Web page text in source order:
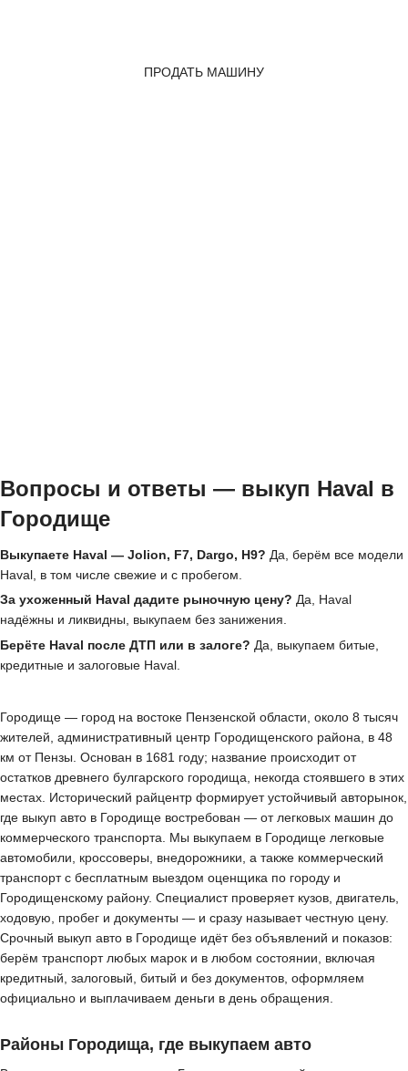
ПРОДАТЬ МАШИНУ
Вопросы и ответы — выкуп Haval в
Городище
Выкупаете Haval — Jolion, F7, Dargo, H9? Да, берём все модели
Haval, в том числе свежие и с пробегом.
За ухоженный Haval дадите рыночную цену? Да, Haval
надёжны и ликвидны, выкупаем без занижения.
Берёте Haval после ДТП или в залоге? Да, выкупаем битые,
кредитные и залоговые Haval.
Городище — город на востоке Пензенской области, около 8 тысяч
жителей, административный центр Городищенского района, в 48
км от Пензы. Основан в 1681 году; название происходит от
остатков древнего булгарского городища, некогда стоявшего в этих
местах. Исторический райцентр формирует устойчивый авторынок,
где выкуп авто в Городище востребован — от легковых машин до
коммерческого транспорта. Мы выкупаем в Городище легковые
автомобили, кроссоверы, внедорожники, а также коммерческий
транспорт с бесплатным выездом оценщика по городу и
Городищенскому району. Специалист проверяет кузов, двигатель,
ходовую, пробег и документы — и сразу называет честную цену.
Срочный выкуп авто в Городище идёт без объявлений и показов:
берём транспорт любых марок и в любом состоянии, включая
кредитный, залоговый, битый и без документов, оформляем
официально и выплачиваем деньги в день обращения.
Районы Городища, где выкупаем авто